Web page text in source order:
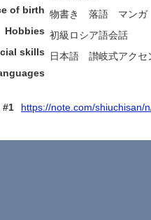
of birth
Hobbies
物書き 落語 マンガ
skills
初級ロシア語会話
日本語 讃岐式アクセ
#1 https://note.com/shiuchisan/